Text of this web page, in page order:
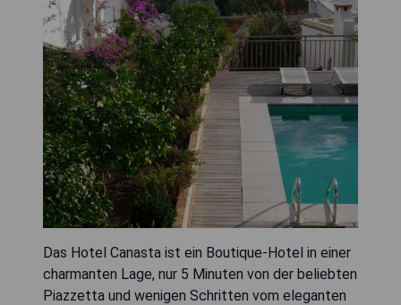
Das Hotel Canasta ist ein Boutique-Hotel in einer
charmanten Lage, nur 5 Minuten von der beliebten
Piazzetta und wenigen Schritten vom eleganten